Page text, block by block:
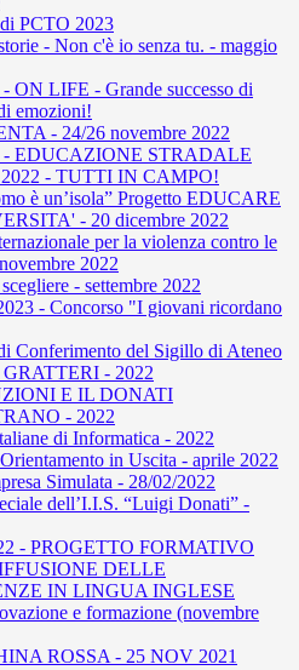
PCTO 2023
- Non c'è io senza tu. - maggio
ON LIFE - Grande successo di
emozioni!
- 24/26 novembre 2022
- EDUCAZIONE STRADALE
2022 - TUTTI IN CAMPO!
è un’isola” Progetto EDUCARE
- 20 dicembre 2022
per la violenza contro le
2022
- settembre 2022
- Concorso "I giovani ricordano
Conferimento del Sigillo di Ateneo
- 2022
E IL DONATI
- 2022
di Informatica - 2022
in Uscita - aprile 2022
Simulata - 28/02/2022
dell’I.I.S. “Luigi Donati” -
- PROGETTO FORMATIVO
DELLE
IN LINGUA INGLESE
e formazione (novembre
ROSSA - 25 NOV 2021